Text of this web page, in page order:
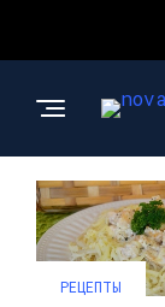
РЕЦЕПТЫ